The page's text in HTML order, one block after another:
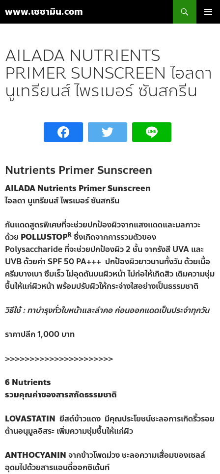
www.เซซามิน.com
เนื้อหา
AILADA NUTRIENTS
PRIMER SUNSCREEN ไอลดา
นูเทรียนส์ ไพรเมอร์ ซันสกรีน
Nutrients Primer Sunscreen
AILADA Nutrients Primer Sunscreen
ไอลดา นูเทรียนส์ ไพรเมอร์ ซันสกรีน
กันแดดสูตรพิเศษที่จะช่วยปกป้องผิวจากแสงแดดและมลภาวะ
ด้วย POLLUSTOPR ซึ่งเกิดจากการรวมตัวของ
Polysaccharide ที่จะช่วยปกป้องผิว 2 ชั้น จากรังสี UVA และ
UVB ด้วยค่า SPF 50 PA+++ ปกป้องผิวยาวนานทั้งวัน ด้วยเนื้อ
ครีมบางเบา ซึมเร็ว ไม่อุดตันบนผิวหน้า ไม่ก่อให้เกิดสิว เติมความชุ่ม
ชื้นให้แก่ผิวหน้า พร้อมปรับผิวให้กระจ่างใสอย่างเป็นธรรมชาติ
วิธีใช้ : ทาบำรุงทั่วใบหน้าและลำคอ ก่อนออกแดดเป็นประจำทุกวัน
ราคาปลีก 1,000 บาท
>>>>>>>>>>>>>>>>>>>>>>
6 Nutrients
รวมคุณค่าของสารสกัดธรรมชาติ
LOVASTATIN ยีสต์ข้าวแดง มีคุณประโยชน์ชะลอการเกิดริ้วรอย
ต้านอนุมูลอิสระ เพิ่มความชุ่มชื้นให้แก่ผิว
ANTHOCYANIN จากข้าวโพดม่วง ชะลอความเสื่อมของเซลล์
อุดมไปด้วยสารแอนตี้ออกซิเด้นท์